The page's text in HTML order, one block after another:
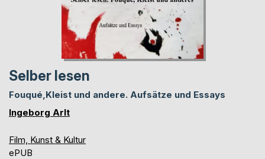
Selber lesen
Fouqué,Kleist und andere. Aufsätze und Essays
Ingeborg Arlt
Film, Kunst & Kultur
ePUB